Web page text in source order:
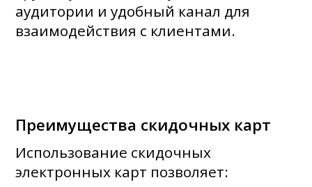
аудитории и удобный канал для
взаимодействия с клиентами.
Преимущества скидочных карт
Использование скидочных
электронных карт позволяет: